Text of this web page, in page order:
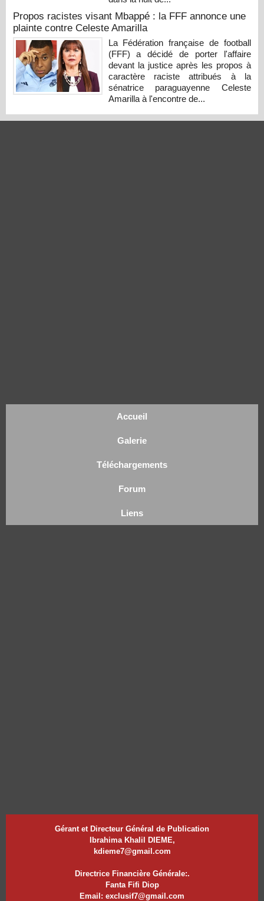
Propos racistes visant Mbappé : la FFF annonce une
plainte contre Celeste Amarilla
La Fédération française de football
(FFF) a décidé de porter l'affaire
devant la justice après les propos à
caractère raciste attribués à la
sénatrice paraguayenne Celeste
Amarilla à l'encontre de...
Accueil
Galerie
Téléchargements
Forum
Liens
Gérant et Directeur Général de Publication
Ibrahima Khalil DIEME,
kdieme7@gmail.com
Directrice Financière Générale:.
Fanta Fifi Diop
Email: exclusif7@gmail.com